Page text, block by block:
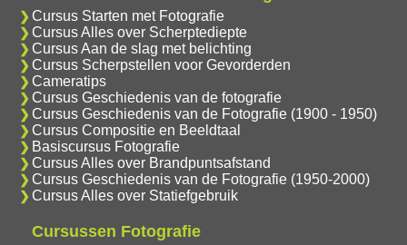
Cursus Starten met Fotografie
Cursus Alles over Scherptediepte
Cursus Aan de slag met belichting
Cursus Scherpstellen voor Gevorderden
Cameratips
Cursus Geschiedenis van de fotografie
Cursus Geschiedenis van de Fotografie (1900 - 1950)
Cursus Compositie en Beeldtaal
Basiscursus Fotografie
Cursus Alles over Brandpuntsafstand
Cursus Geschiedenis van de Fotografie (1950-2000)
Cursus Alles over Statiefgebruik
Cursussen Fotografie